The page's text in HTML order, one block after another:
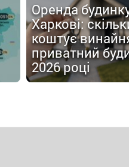
Оренда
Харкові:
коштує
приватний
2026 році